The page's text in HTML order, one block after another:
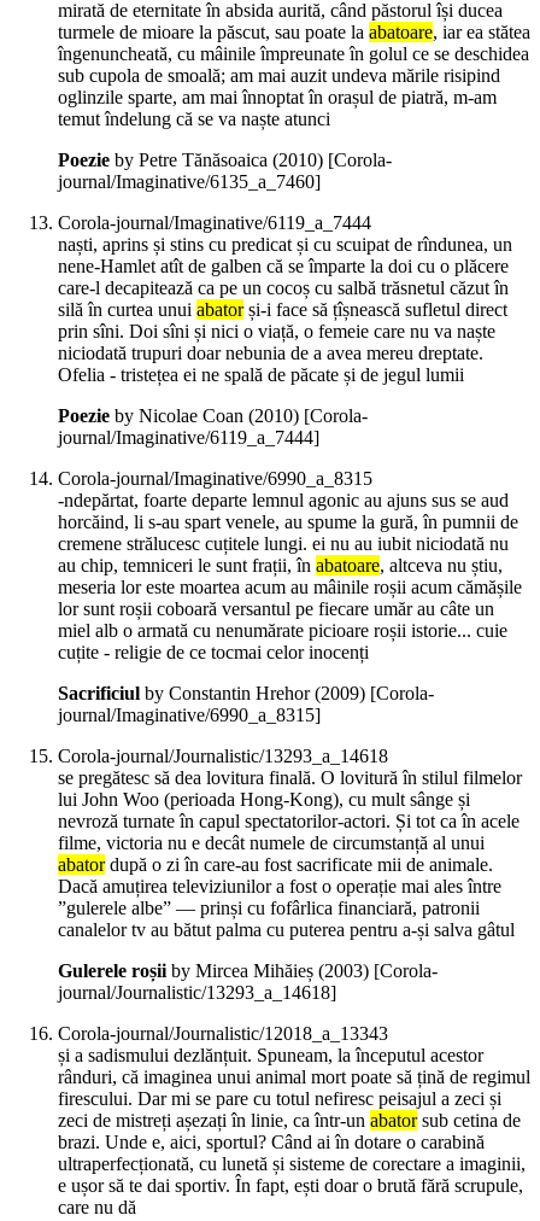
mirată de eternitate în absida aurită, când păstorul își ducea
turmele de mioare la păscut, sau poate la abatoare, iar ea stătea
îngenuncheată, cu mâinile împreunate în golul ce se deschidea
sub cupola de smoală; am mai auzit undeva mările risipind
oglinzile sparte, am mai înnoptat în orașul de piatră, m-am
temut îndelung că se va naște atunci
Poezie by Petre Tănăsoaica (2010) [Corola-
journal/Imaginative/6135_a_7460]
Corola-journal/Imaginative/6119_a_7444
naști, aprins și stins cu predicat și cu scuipat de rîndunea, un
nene-Hamlet atît de galben că se împarte la doi cu o plăcere
care-l decapitează ca pe un cocoș cu salbă trăsnetul căzut în
silă în curtea unui abatorși-i face să țîșnească sufletul direct
prin sîni. Doi sîni și nici o viață, o femeie care nu va naște
niciodată trupuri doar nebunia de a avea mereu dreptate.
Ofelia - tristețea ei ne spală de păcate și de jegul lumii
Poezie by Nicolae Coan (2010) [Corola-
journal/Imaginative/6119_a_7444]
Corola-journal/Imaginative/6990_a_8315
-ndepărtat, foarte departe lemnul agonic au ajuns sus se aud
horcăind, li s-au spart venele, au spume la gură, în pumnii de
cremene strălucesc cuțitele lungi. ei nu au iubit niciodată nu
au chip, temniceri le sunt frații, în abatoare, altceva nu știu,
meseria lor este moartea acum au mâinile roșii acum cămășile
lor sunt roșii coboară versantul pe fiecare umăr au câte un
miel alb o armată cu nenumărate picioare roșii istorie... cuie
cuțite - religie de ce tocmai celor inocenți
Sacrificiul by Constantin Hrehor (2009) [Corola-
journal/Imaginative/6990_a_8315]
Corola-journal/Journalistic/13293_a_14618
se pregătesc să dea lovitura finală. O lovitură în stilul filmelor
lui John Woo (perioada Hong-Kong), cu mult sânge și
nevroză turnate în capul spectatorilor-actori. Și tot ca în acele
filme, victoria nu e decât numele de circumstanță al unui
abatordupă o zi în care-au fost sacrificate mii de animale.
Dacă amuțirea televiziunilor a fost o operație mai ales între
”gulerele albe” — prinși cu fofârlica financiară, patronii
canalelor tv au bătut palma cu puterea pentru a-și salva gâtul
Gulerele roșiiby Mircea Mihăieș (2003) [Corola-
journal/Journalistic/13293_a_14618]
Corola-journal/Journalistic/12018_a_13343
și a sadismului dezlănțuit. Spuneam, la începutul acestor
rânduri, că imaginea unui animal mort poate să țină de regimul
firescului. Dar mi se pare cu totul nefiresc peisajul a zeci și
zeci de mistreți așezați în linie, ca într-un abatorsub cetina de
brazi. Unde e, aici, sportul? Când ai în dotare o carabină
ultraperfecționată, cu lunetă și sisteme de corectare a imaginii,
e ușor să te dai sportiv. În fapt, ești doar o brută fără scrupule,
care nu dă